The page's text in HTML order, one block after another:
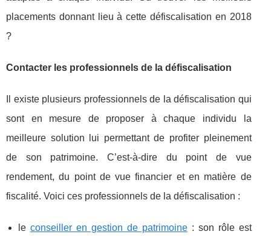
placements donnant lieu à cette défiscalisation en 2018
?
Contacter les professionnels de la défiscalisation
Il existe plusieurs professionnels de la défiscalisation qui
sont en mesure de proposer à chaque individu la
meilleure solution lui permettant de profiter pleinement
de son patrimoine. C’est-à-dire du point de vue
rendement, du point de vue financier et en matière de
fiscalité. Voici ces professionnels de la défiscalisation :
le conseiller en gestion de patrimoine: son rôle est